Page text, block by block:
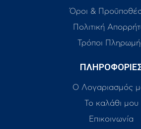
Όροι &
Πολιτική
Τρόποι
Ο Λογαριασμός
Το καλάθι μου
Επικοινωνία